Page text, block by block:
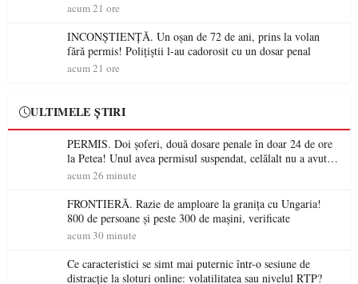
acum 21 ore
INCONȘTIENȚĂ. Un oșan de 72 de ani, prins la volan
fără permis! Polițiștii l-au cadorosit cu un dosar penal
acum 21 ore
ULTIMELE ȘTIRI
PERMIS. Doi șoferi, două dosare penale în doar 24 de ore
la Petea! Unul avea permisul suspendat, celălalt nu a avut
niciodată permis
acum 26 minute
FRONTIERĂ. Razie de amploare la granița cu Ungaria!
800 de persoane și peste 300 de mașini, verificate
acum 30 minute
Ce caracteristici se simt mai puternic într-o sesiune de
distracție la sloturi online: volatilitatea sau nivelul RTP?